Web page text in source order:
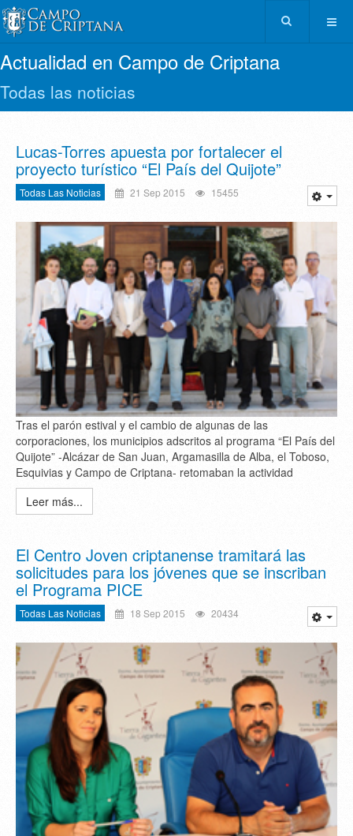
Actualidad en Campo de Criptana
Todas las noticias
Lucas-Torres apuesta por fortalecer el
proyecto turístico “El País del Quijote”
Todas Las Noticias 21 Sep 2015 15455
Tras el parón estival y el cambio de algunas de las
corporaciones, los municipios adscritos al programa “El País del
Quijote” -Alcázar de San Juan, Argamasilla de Alba, el Toboso,
Esquivias y Campo de Criptana- retomaban la actividad
Leer más...
El Centro Joven criptanense tramitará las
solicitudes para los jóvenes que se inscriban
el Programa PICE
Todas Las Noticias 18 Sep 2015 20434